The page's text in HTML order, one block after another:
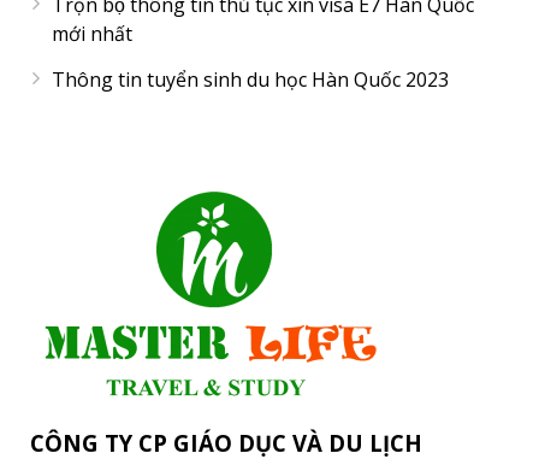
mới nhất
Thông tin tuyển sinh du học Hàn Quốc 2023
CÔNG TY CP GIÁO DỤC VÀ DU LỊCH